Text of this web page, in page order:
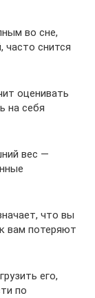
во сне,
часто снится
оценивать
на себя
вес —
что вы
вам потеряют
его,
по